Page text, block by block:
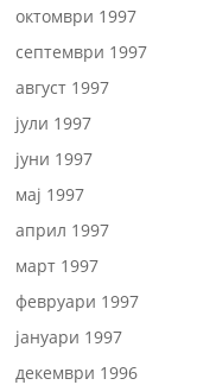
октомври 1997
септември 1997
август 1997
јули 1997
јуни 1997
мај 1997
април 1997
март 1997
февруари 1997
јануари 1997
декември 1996